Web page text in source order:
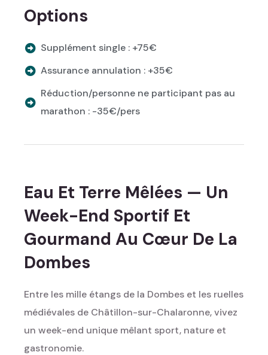
Options
Supplément single : +75€
Assurance annulation : +35€
Réduction/personne ne participant pas au
marathon : -35€/pers
Eau Et Terre Mêlées — Un
Week-End Sportif Et
Gourmand Au Cœur De La
Dombes
Entre les mille étangs de la Dombes et les ruelles
médiévales de Châtillon-sur-Chalaronne, vivez
un week-end unique mêlant sport, nature et
gastronomie.